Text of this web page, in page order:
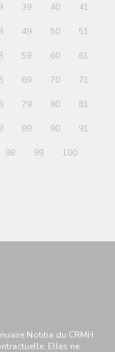
39 40 41
49 50 51
59 60 61
69 70 71
79 80 81
89 90 91
98 99 100
Notitia du CRMH
Elles ne